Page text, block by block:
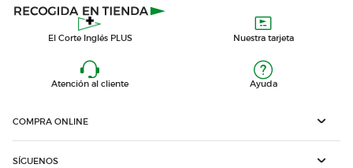
El Corte Inglés PLUS Nuestra tarjeta
Atención al cliente Ayuda
COMPRA ONLINE
SÍGUENOS